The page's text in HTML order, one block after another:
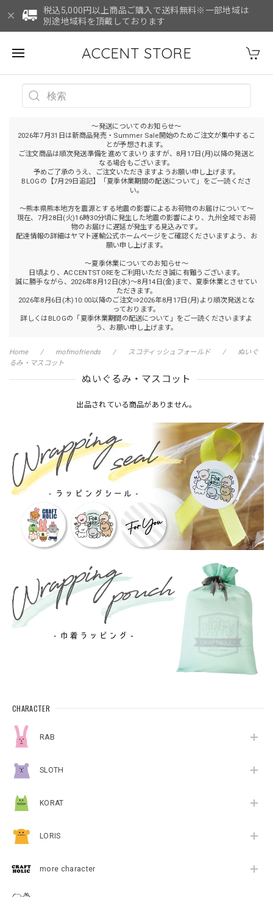
税込5,000円以上商品ご購入で送料無料※一部地域は
別途地域料を頂戴しております
ACCENT STORE
～発送についてのお知らせ～
2026年7月31日は新商品発売・Summer Sale開始のためご注文が集中するこ
とが予想されます。
ご注文商品は順次発送準備を進めてまいりますが、8月17日(月)以降の発送と
なる場合もございます。
予めご了承のうえ、ご注文いただきますようお願い申し上げます。
BLOGの【7月29日追記】「夏季休業期間の配送について」をご一読くださ
い。
～熊本県熊本地方を震源とする地震の影響によるお荷物のお届けについて～
現在、7月28日(火)16時30分頃に発生した地震の影響により、九州全域でお荷
物のお届けに遅延が発生する見込みです。
配達情報の詳細はヤマト運輸公式ホームページをご確認くださいますよう、お
願い申し上げます。
～夏季休業についてのお知らせ～
日頃より、ACCENTSTOREをご利用いただき誠に有難うございます。
誠に勝手ながら、2026年8月12日(水)～8月14日(金)まで、夏季休業とさせてい
ただきます。
2026年8月6日(木)10:00以降のご注文⇒2026年8月17日(月)より順次発送とな
っております。
詳しくはBLOGの「夏季休業期間の配送について」をご一読くださいますよ
う、お願い申し上げます。
CHARACTER
RAB
SLOTH
KORAT
LORIS
more character
Home mofmofriends スコティッシュフォールド
ぬいぐ
るみ・マスコット
ぬいぐるみ・マスコット
出品されている商品がありません。